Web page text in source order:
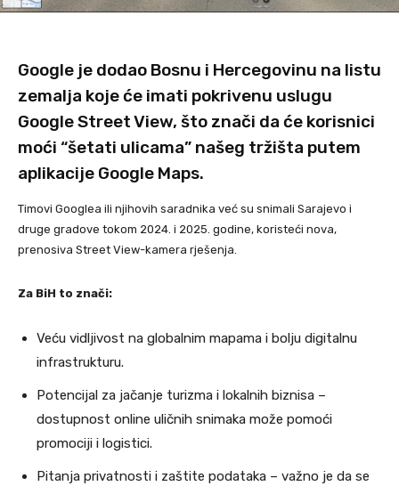
Google je dodao Bosnu i Hercegovinu na listu
zemalja koje će imati pokrivenu uslugu
Google Street View, što znači da će korisnici
moći “šetati ulicama” našeg tržišta putem
aplikacije Google Maps.
Timovi Googlea ili njihovih saradnika već su snimali Sarajevo i
druge gradove tokom 2024. i 2025. godine, koristeći nova,
prenosiva Street View-kamera rješenja.
Za BiH to znači:
Veću vidljivost na globalnim mapama i bolju digitalnu
infrastrukturu.
Potencijal za jačanje turizma i lokalnih biznisa –
dostupnost online uličnih snimaka može pomoći
promociji i logistici.
Pitanja privatnosti i zaštite podataka – važno je da se